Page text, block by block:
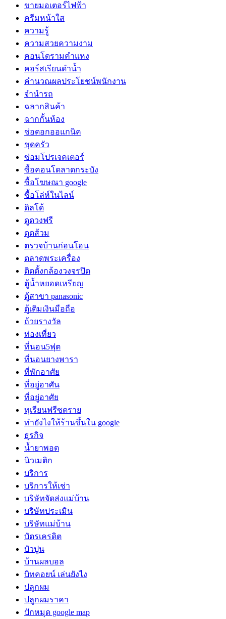
ขายมอเตอร์ไฟฟ้า
ครีมหน้าใส
ความรู้
ความสวยความงาม
คอนโดรามคำแหง
คอร์สเรียนดำน้ำ
คำนวณผลประโยชน์พนักงาน
จำนำรถ
ฉลากสินค้า
ฉากกั้นห้อง
ช่อดอกออแกนิค
ชุดครัว
ซ่อมโปรเจคเตอร์
ซื้อคอนโดลาดกระบัง
ซื้อโฆษณา google
ซื้อโล่ห์ในไลน์
ดิลโด้
ดูดวงฟรี
ดูดส้วม
ตรวจบ้านก่อนโอน
ตลาดพระเครื่อง
ติดตั้งกล้องวงจรปิด
ตู้น้ำหยอดเหรียญ
ตู้สาขา panasonic
ตู้เติมเงินมือถือ
ถ้วยรางวัล
ท่องเที่ยว
ที่นอน5ฟุต
ที่นอนยางพารา
ที่พักอาศัย
ที่อยู่อาศัน
ที่อยู่อาศัย
ทุเรียนฟรีซดราย
ทํายังไงให้ร้านขึ้นใน google
ธุรกิจ
น้ำยาพอต
นิวเมติก
บริการ
บริการให้เช่า
บริษัทจัดส่งแม่บ้าน
บริษัทประเมิน
บริษัทแม่บ้าน
บัตรเครดิต
บัวปูน
บ้านผลบอล
บิทคอยน์ เล่นยังไง
ปลูกผม
ปลูกผมราคา
ปักหมุด google map